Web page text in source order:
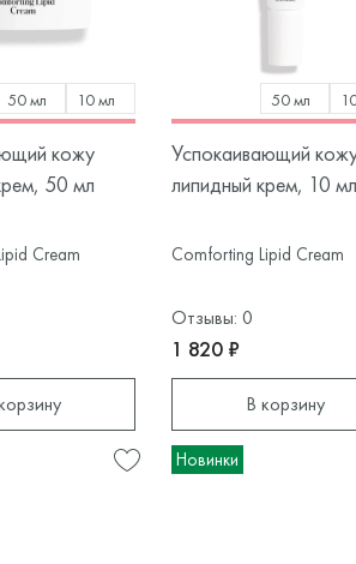
50 мл 10 мл
кожу
50 мл
Cream
50 мл
Успокаивающий
липидный крем, 10 мл
Comforting Lipid Cream
Отзывы: 0
1 820 ₽
В корзину
Новинки